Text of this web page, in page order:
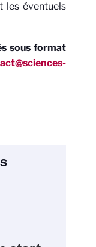
les éventuels
sous format